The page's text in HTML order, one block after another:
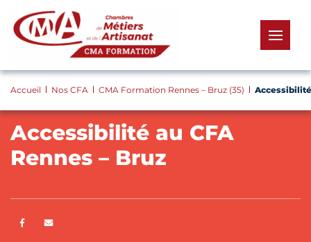
menu
Accueil Nos CFA CMA Formation Rennes – Bruz (35) Accessibilité
Accessibilité au CFA
Rennes – Bruz
Partager sur Facebook